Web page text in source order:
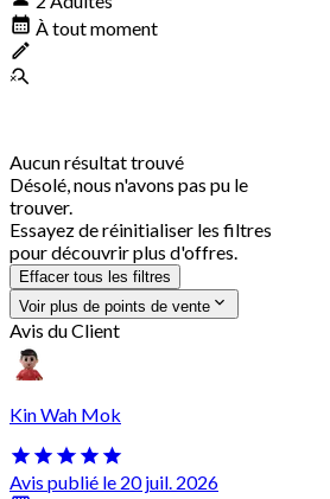
À tout moment
Aucun résultat trouvé
Désolé, nous n'avons pas pu le
trouver.
Essayez de réinitialiser les filtres
pour découvrir plus d'offres.
Effacer tous les filtres
Voir plus de points de vente
Avis du Client
Kin Wah Mok
Avis publié le 20 juil. 2026